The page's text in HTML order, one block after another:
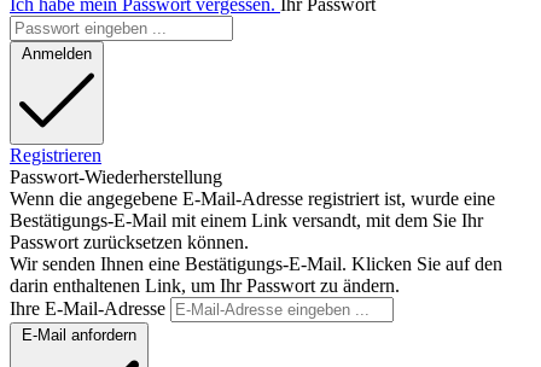
Anmelden
Registrieren
Passwort-Wiederherstellung
Wenn die angegebene E-Mail-Adresse registriert ist, wurde eine
Bestätigungs-E-Mail mit einem Link versandt, mit dem Sie Ihr
Passwort zurücksetzen können.
Wir senden Ihnen eine Bestätigungs-E-Mail. Klicken Sie auf den
darin enthaltenen Link, um Ihr Passwort zu ändern.
Ihre E-Mail-Adresse
E-Mail anfordern